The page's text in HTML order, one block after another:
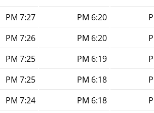
6:20 PM
7:27 PM
6:20 PM
7:26 PM
6:19 PM
7:25 PM
6:18 PM
7:25 PM
6:18 PM
7:24 PM